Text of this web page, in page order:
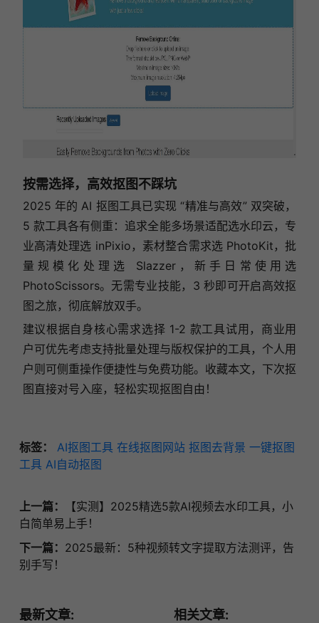
按需选择，高效抠图不踩坑
2025 年的 AI 抠图工具已实现 “精准与高效” 双突破，
5 款工具各有侧重：追求全能多场景适配选水印云，专
业高清处理选 inPixio，素材整合需求选 PhotoKit，批
量规模化处理选 Slazzer，新手日常使用选
PhotoScissors。无需专业技能，3 秒即可开启高效抠
图之旅，彻底解放双手。
建议根据自身核心需求选择 1-2 款工具试用，商业用
户可优先考虑支持批量处理与版权保护的工具，个人用
户则可侧重操作便捷性与免费功能。收藏本文，下次抠
图直接对号入座，轻松实现抠图自由！
标签： AI抠图工具 在线抠图网站 抠图去背景 一键抠图
工具 AI自动抠图
上一篇：
【实测】2025精选5款AI视频去水印工具，小
白简单易上手！
下一篇： 2025最新：5种视频转文字提取方法测评，告
别手写！
最新文章: 相关文章: